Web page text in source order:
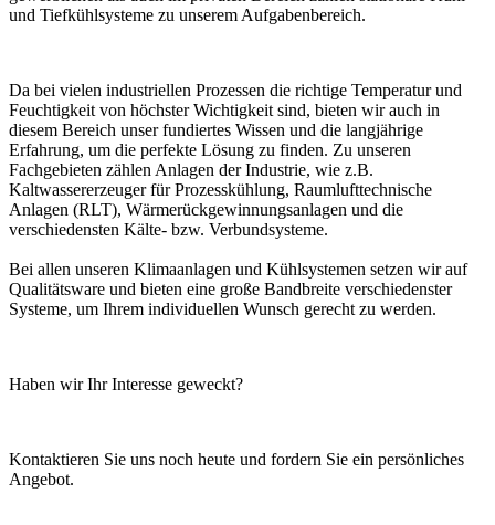
und Tiefkühlsysteme zu unserem Aufgabenbereich.
Da bei vielen industriellen Prozessen die richtige Temperatur und
Feuchtigkeit von höchster Wichtigkeit sind, bieten wir auch in
diesem Bereich unser fundiertes Wissen und die langjährige
Erfahrung, um die perfekte Lösung zu finden. Zu unseren
Fachgebieten zählen Anlagen der Industrie, wie z.B.
Kaltwassererzeuger für Prozesskühlung, Raumlufttechnische
Anlagen (RLT), Wärmerückgewinnungsanlagen und die
verschiedensten Kälte- bzw. Verbundsysteme.
Bei allen unseren Klimaanlagen und Kühlsystemen setzen wir auf
Qualitätsware und bieten eine große Bandbreite verschiedenster
Systeme, um Ihrem individuellen Wunsch gerecht zu werden.
Haben wir Ihr Interesse geweckt?
Kontaktieren Sie uns noch heute und fordern Sie ein persönliches
Angebot.